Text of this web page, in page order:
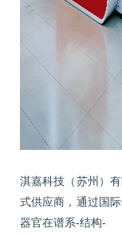
淇嘉科技（苏州）
式供应商，通过国
器官在谱系-结构-